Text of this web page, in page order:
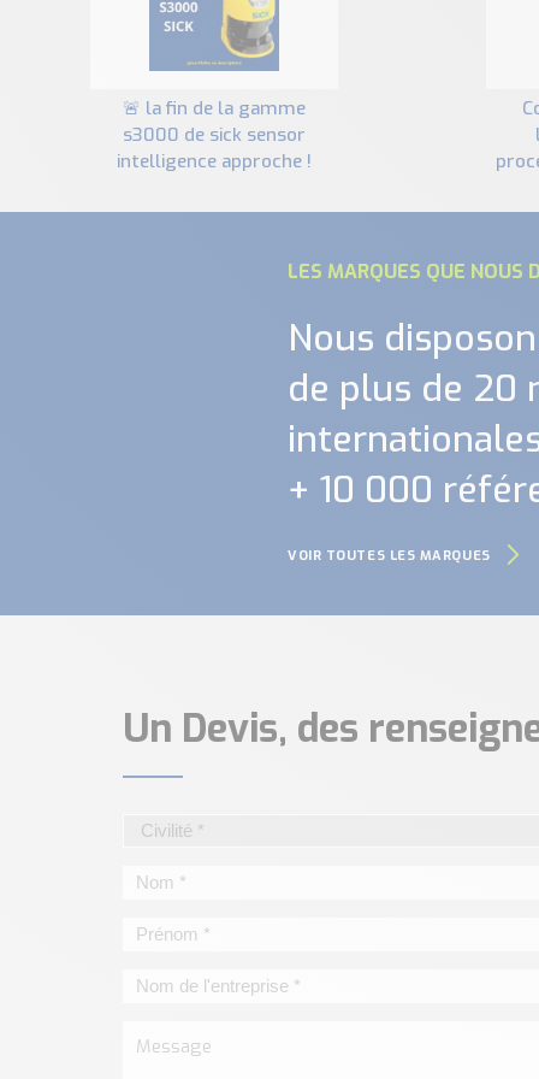
🚨 la fin de la gamme
s3000 de sick sensor
intelligence approche !
comment optimiser
LES MARQUES QUE NOUS
Nous
de plus de 20
+ 10 000
VOIR TOUTES LES MARQUES
Un Devis, des